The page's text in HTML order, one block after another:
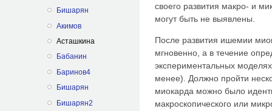
Бишарян
Акимов
Асташкина
Бабанин
Баринов4
Бишарян
Бишарян2
своего развития макро- и
могут быть не выявлены.
После развития ишемии
мгновенно, а в течение
экспериментальных
менее). Должно пройти
миокарда можно было
макроскопического или